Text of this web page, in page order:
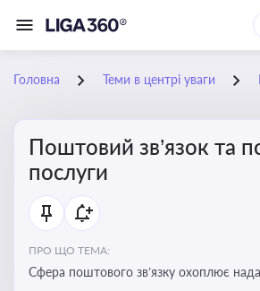
Головна Теми в центрі уваги
Поштовий зв’язок та
послуги
ПРО ЩО ТЕМА:
Сфера поштового зв’язку охоплює